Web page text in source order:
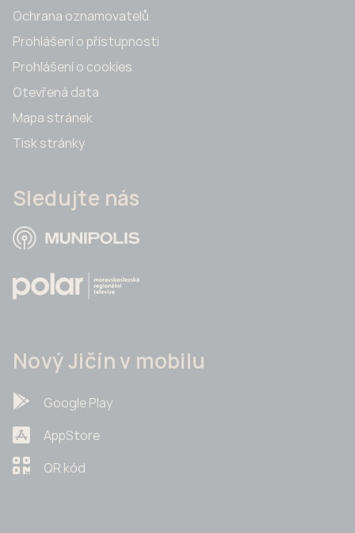
Ochrana oznamovatelů
Prohlášení o přístupnosti
Prohlášení o cookies
Otevřená data
Mapa stránek
Tisk stránky
Sledujte nás
Nový Jičín v mobilu
Google Play
AppStore
QR kód